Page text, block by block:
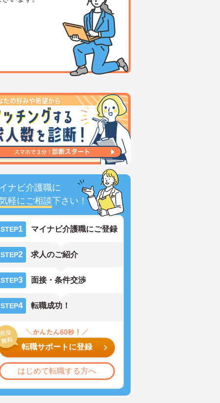
ナビ介護職に
軽にご相談下さい！
STEP1 マイナビ介護職にご登録
STEP2 求人のご紹介
STEP3 面接・条件交渉
STEP4 転職成功！
転職サポートに登録
はじめて転職する方へ